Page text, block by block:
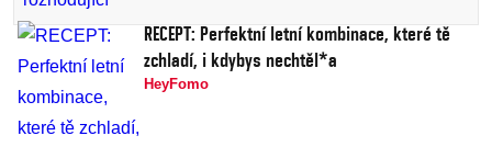
RECEPT: Perfektní letní kombinace, které tě
zchladí, i kdybys nechtěl*a
HeyFomo